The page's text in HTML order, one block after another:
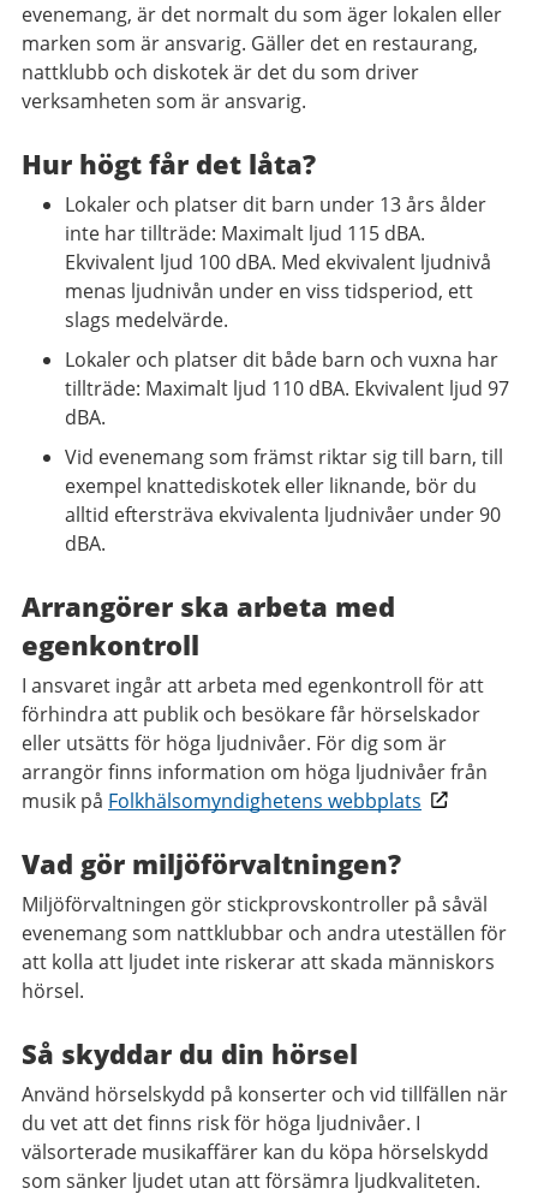
evenemang, är det normalt du som äger lokalen eller
marken som är ansvarig. Gäller det en restaurang,
nattklubb och diskotek är det du som driver
verksamheten som är ansvarig.
Hur högt får det låta?
Lokaler och platser dit barn under 13 års ålder
inte har tillträde: Maximalt ljud 115 dBA.
Ekvivalent ljud 100 dBA. Med ekvivalent ljudnivå
menas ljudnivån under en viss tidsperiod, ett
slags medelvärde.
Lokaler och platser dit både barn och vuxna har
tillträde: Maximalt ljud 110 dBA. Ekvivalent ljud 97
dBA.
Vid evenemang som främst riktar sig till barn, till
exempel knattediskotek eller liknande, bör du
alltid eftersträva ekvivalenta ljudnivåer under 90
dBA.
Arrangörer ska arbeta med
egenkontroll
I ansvaret ingår att arbeta med egenkontroll för att
förhindra att publik och besökare får hörselskador
eller utsätts för höga ljudnivåer. För dig som är
arrangör finns information om höga ljudnivåer från
musik på Folkhälsomyndighetens webbplats
Vad gör miljöförvaltningen?
Miljöförvaltningen gör stickprovskontroller på såväl
evenemang som nattklubbar och andra uteställen för
att kolla att ljudet inte riskerar att skada människors
hörsel.
Så skyddar du din hörsel
Använd hörselskydd på konserter och vid tillfällen när
du vet att det finns risk för höga ljudnivåer. I
välsorterade musikaffärer kan du köpa hörselskydd
som sänker ljudet utan att försämra ljudkvaliteten.